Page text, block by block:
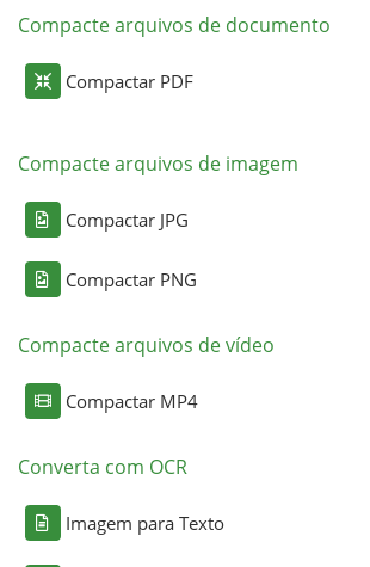
Compacte arquivos de documento
Compactar PDF
Compacte arquivos de imagem
Compactar JPG
Compactar PNG
Compacte arquivos de vídeo
Compactar MP4
Converta com OCR
Imagem para Texto